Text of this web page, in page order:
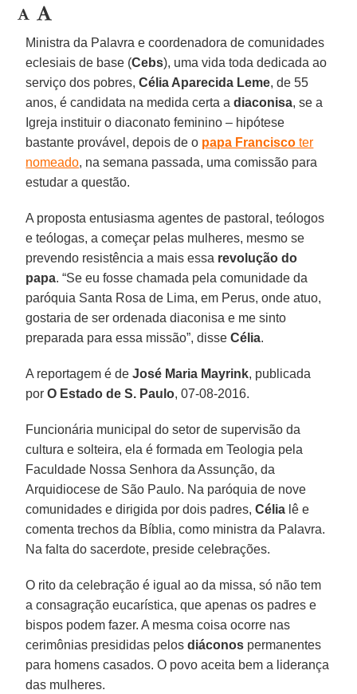
Ministra da Palavra e coordenadora de comunidades
eclesiais de base (Cebs), uma vida toda dedicada ao
serviço dos pobres,Célia Aparecida Leme, de 55
anos, é candidata na medida certa adiaconisa, se a
Igreja instituir o diaconato feminino – hipótese
bastante provável, depois de o papa Francisco ter
nomeado, na semana passada, uma comissão para
estudar a questão.
A proposta entusiasma agentes de pastoral, teólogos
e teólogas, a começar pelas mulheres, mesmo se
prevendo resistência a mais essa revolução do
papa. “Se eu fosse chamada pela comunidade da
paróquia Santa Rosa de Lima, em Perus, onde atuo,
gostaria de ser ordenada diaconisa e me sinto
preparada para essa missão”, disseCélia.
A reportagem é de José Maria Mayrink, publicada
porO Estado de S. Paulo, 07-08-2016.
Funcionária municipal do setor de supervisão da
cultura e solteira, ela é formada em Teologia pela
Faculdade Nossa Senhora da Assunção, da
Arquidiocese de São Paulo. Na paróquia de nove
comunidades e dirigida por dois padres,Célia lê e
comenta trechos da Bíblia, como ministra da Palavra.
Na falta do sacerdote, preside celebrações.
O rito da celebração é igual ao da missa, só não tem
a consagração eucarística, que apenas os padres e
bispos podem fazer. A mesma coisa ocorre nas
cerimônias presididas pelosdiáconos permanentes
para homens casados. O povo aceita bem a liderança
das mulheres.